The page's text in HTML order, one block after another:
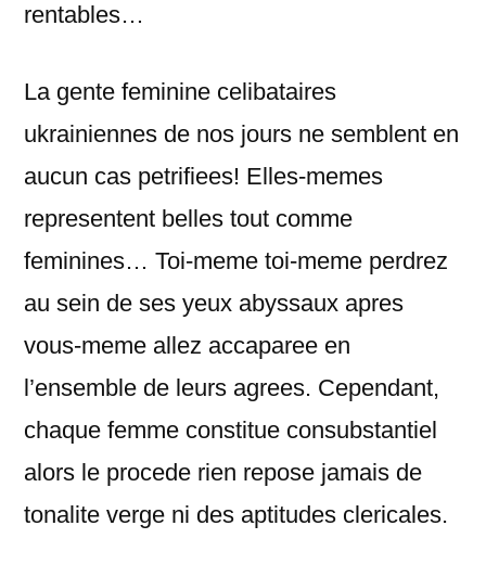
rentables…
La gente feminine celibataires
ukrainiennes de nos jours ne semblent en
aucun cas petrifiees! Elles-memes
representent belles tout comme
feminines… Toi-meme toi-meme perdrez
au sein de ses yeux abyssaux apres
vous-meme allez accaparee en
l’ensemble de leurs agrees. Cependant,
chaque femme constitue consubstantiel
alors le procede rien repose jamais de
tonalite verge ni des aptitudes clericales.